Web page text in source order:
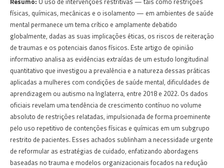
físicas, químicas, mecânicas e o isolamento — em ambientes de saúde
mental permanece um tema crítico e amplamente debatido
globalmente, dadas as suas implicações éticas, os riscos de reiteração
de traumas e os potenciais danos físicos. Este artigo de opinião
informativo analisa as evidências extraídas de um estudo longitudinal
quantitativo que investigou a prevalência e a natureza dessas práticas
aplicadas a mulheres com condições de saúde mental, dificuldades de
aprendizagem ou autismo na Inglaterra, entre 2018 e 2022. Os dados
oficiais revelam uma tendência de crescimento contínuo no volume
absoluto de restrições relatadas, impulsionada de forma proeminente
pelo uso repetitivo de contenções físicas e químicas em um subgrupo
restrito de pacientes. Esses achados sublinham a necessidade urgente
de reformular as estratégias de cuidado, enfatizando abordagens
baseadas no trauma e modelos organizacionais focados na redução